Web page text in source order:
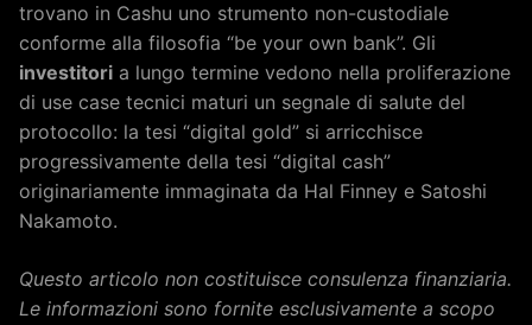
trovano in Cashu uno strumento non-custodiale
conforme alla filosofia “be your own bank”. Gli
investitori a lungo termine vedono nella proliferazione
di use case tecnici maturi un segnale di salute del
protocollo: la tesi “digital gold” si arricchisce
progressivamente della tesi “digital cash”
originariamente immaginata da Hal Finney e Satoshi
Nakamoto.
Questo articolo non costituisce consulenza finanziaria.
Le informazioni sono fornite esclusivamente a scopo